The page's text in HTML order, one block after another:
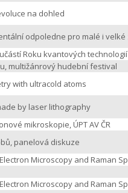
na dohled
odpoledne pro malé i velké
Roku kvantových technologií
multižánrový hudební festival
with ultracold atoms
by laser lithography
mikroskopie, ÚPT AV ČR
panelová diskuze
Microscopy and Raman
Microscopy and Raman